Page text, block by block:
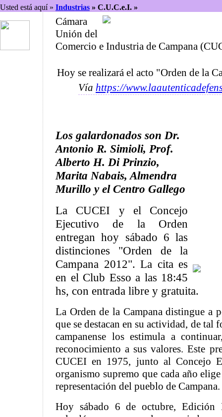
Usted está aquí » Industrias » C.U.C.e.I. »
Cámara
Unión del
Comercio e Industria de Campana
Hoy se realizará el acto "Orden de la
Vía https://
Los galardonados son Dr.
Antonio R. Simioli, Prof.
Alberto H. Di Prinzio,
Marita Nabais, Almendra
Murillo y el Centro Gallego
La CUCEI y el Concejo
Ejecutivo de la Orden
entregan hoy sábado 6 las
distinciones "Orden de la
Campana 2012". La cita es
en el Club Esso a las 18:45
hs, con entrada libre y gratuita.
La Orden de la Campana distingue a
que se destacan en su actividad, de tal
campanense los estimula a
reconocimiento a sus valores. Este
CUCEI en 1975, junto al Concejo
organismo supremo que cada año
representación del pueblo de Campana.
Hoy sábado 6 de octubre, Edición